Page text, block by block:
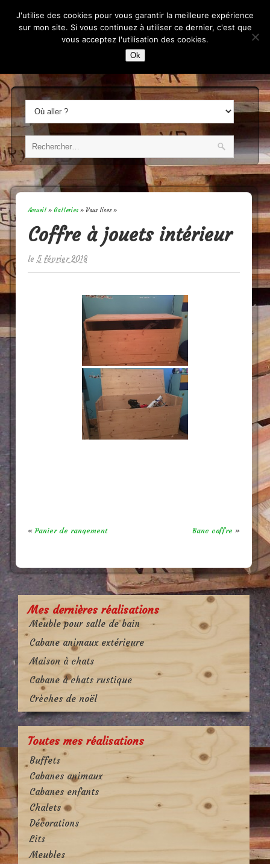
L'Art et la Palette
Constructeur de meubles sur mesure.
Accueil» Galleries» Vous lisez »
Coffre à jouets intérieur
le 5 février 2018
« Panier de rangement Banc coffre »
Mes dernières réalisations
Meuble pour salle de bain
Cabane animaux extérieure
Maison à chats
Cabane à chats rustique
Crèches de noël
Toutes mes réalisations
Buffets
Cabanes animaux
Cabanes enfants
Chalets
Décorations
Lits
Meubles
J'utilise des cookies pour vous garantir la meilleure expérience
sur mon site. Si vous continuez à utiliser ce dernier, c'est que
vous acceptez l'utilisation des cookies.
Ok